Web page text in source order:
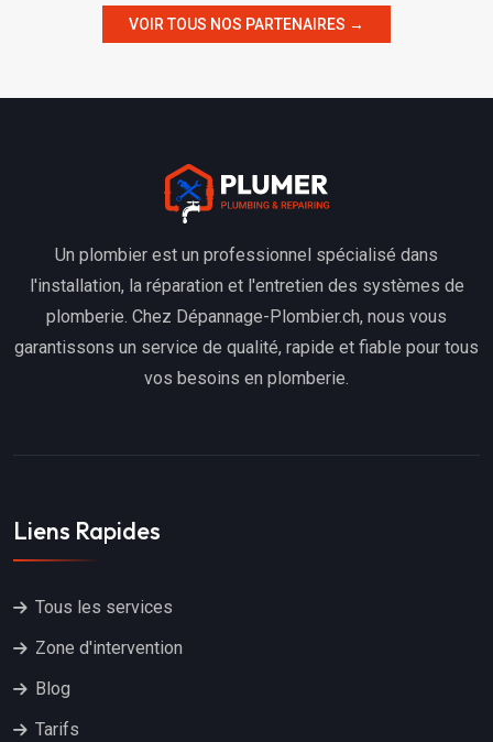
VOIR TOUS NOS PARTENAIRES →
Un plombier est un professionnel spécialisé dans
l'installation, la réparation et l'entretien des systèmes de
plomberie. Chez Dépannage-Plombier.ch, nous vous
garantissons un service de qualité, rapide et fiable pour tous
vos besoins en plomberie.
Liens Rapides
Tous les services
Zone d'intervention
Blog
Tarifs